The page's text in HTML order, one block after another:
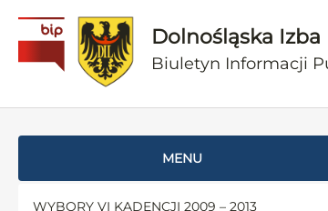
Dolnośląska Izba
Biuletyn Informacji
MENU
WYBORY VI KADENCJI 2009 – 2013